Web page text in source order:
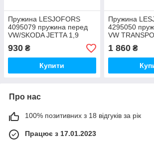
Пружина LESJOFORS
4095079 пружина перед
VW/SKODA JETTA 1,9
TDI/2,0 FSI 8/05- /OCTAVIA
1,6
930 ₴
Купити
Пружина
4295050
VW
T5/
4/03
1 860₴
Про нас
100% позитивних з 18 відгуків за рік
Працює з 17.01.2023